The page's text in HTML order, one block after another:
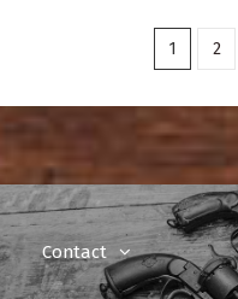
1 2
Contact